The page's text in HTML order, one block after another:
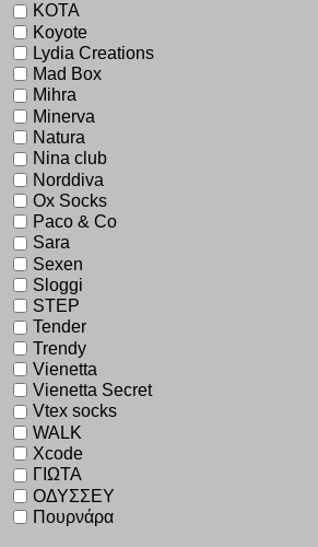
KOTA
Koyote
Lydia Creations
Mad Box
Mihra
Minerva
Natura
Nina club
Norddiva
Ox Socks
Paco & Co
Sara
Sexen
Sloggi
STEP
Tender
Trendy
Vienetta
Vienetta Secret
Vtex socks
WALK
Xcode
ΓΙΩΤΑ
ΟΔΥΣΣΕΥ
Πουρνάρα